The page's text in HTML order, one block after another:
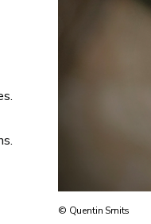
© Quentin Smits